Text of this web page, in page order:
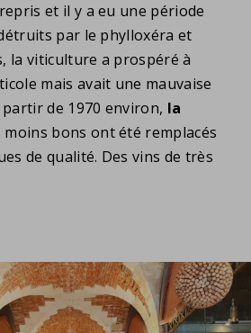
et il y a eu une période
par le phylloxéra et
la viticulture a prospéré à
mais avait une mauvaise
de 1970 environ, la
bons ont été remplacés
de qualité. Des vins de très